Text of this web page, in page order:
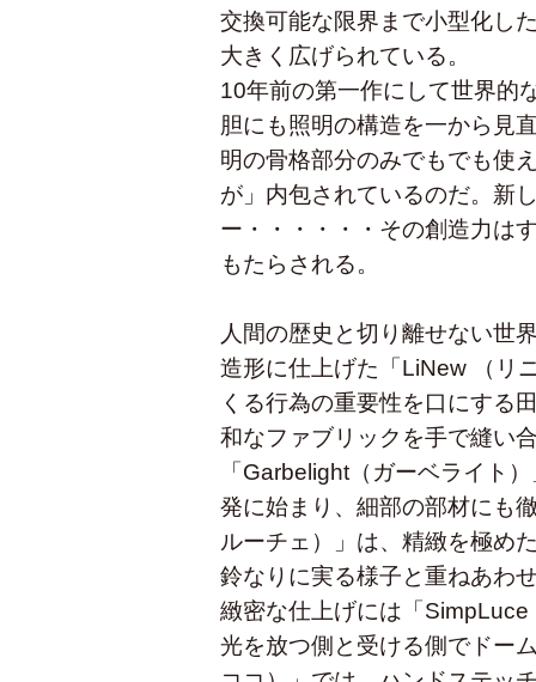
交換可能な限界まで小型化し
大きく広げられている。
10年前の第一作にして世界的
胆にも照明の構造を一から見
明の骨格部分のみでもでも使
が」内包されているのだ。新
ー・・・・・・その創造力は
もたらされる。
人間の歴史と切り離せない世
造形に仕上げた「LiNew （リ
くる行為の重要性を口にする
和なファブリックを手で縫い
「Garbelight（ガーベライト
発に始まり、細部の部材にも
ルーチェ）」は、精緻を極め
鈴なりに実る様子と重ねあわ
緻密な仕上げには「
光を放つ側と受ける側でドー